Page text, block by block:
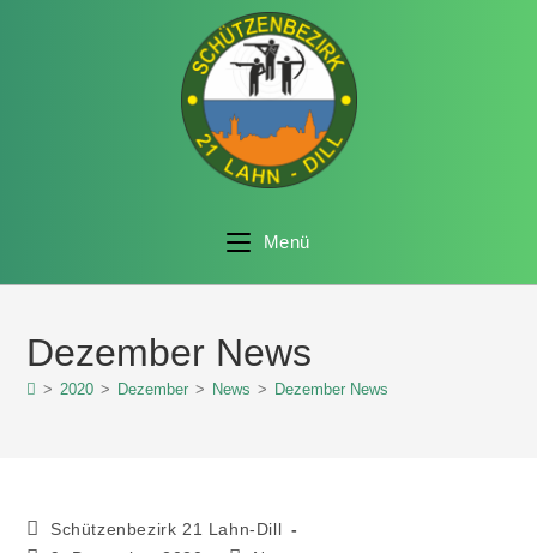
Menü
Dezember News
> 2020 > Dezember > News > Dezember News
Schützenbezirk 21 Lahn-Dill